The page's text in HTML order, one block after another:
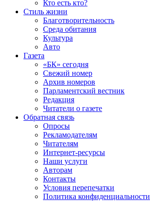
Кто есть кто?
Стиль жизни
Благотворительность
Среда обитания
Культура
Авто
Газета
«БК» сегодня
Свежий номер
Архив номеров
Парламентский вестник
Редакция
Читатели о газете
Обратная связь
Опросы
Рекламодателям
Читателям
Интернет-ресурсы
Наши услуги
Авторам
Контакты
Условия перепечатки
Политика конфиденциальности